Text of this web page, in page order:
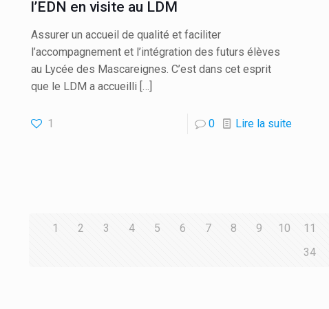
l’EDN en visite au LDM
Assurer un accueil de qualité et faciliter
l’accompagnement et l’intégration des futurs élèves
au Lycée des Mascareignes. C’est dans cet esprit
que le LDM a accueilli […]
1 0 Lire la suite
1 2 3 4 5 6 7 8 9 10 11
34